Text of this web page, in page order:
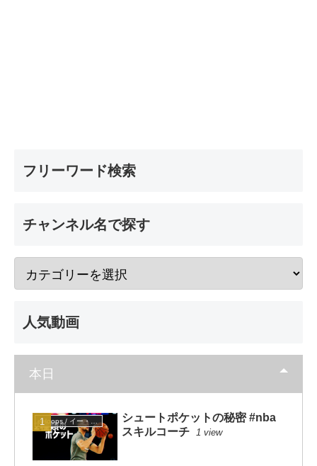
フリーワード検索
チャンネル名で探す
人気動画
本日
シュートポケットの秘密 #nba
スキルコーチ
1 view